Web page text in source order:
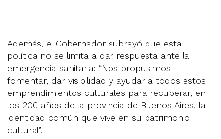
Además, el Gobernador subrayó que esta
política no se limita a dar respuesta ante la
emergencia sanitaria: “Nos propusimos
fomentar, dar visibilidad y ayudar a todos estos
emprendimientos culturales para recuperar, en
los 200 años de la provincia de Buenos Aires, la
identidad común que vive en su patrimonio
cultural”.